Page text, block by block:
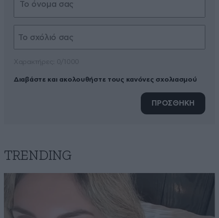
Διαβάστε και ακολουθήστε τους κανόνες σχολιασμού
ΠΡΟΣΘΗΚΗ
TRENDING